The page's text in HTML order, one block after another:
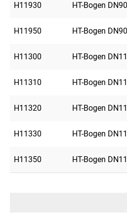
H11930 HT-Bogen
H11950 HT-Bogen
H11300 HT-Bogen
H11310 HT-Bogen
H11320 HT-Bogen
H11330 HT-Bogen
H11350 HT-Bogen